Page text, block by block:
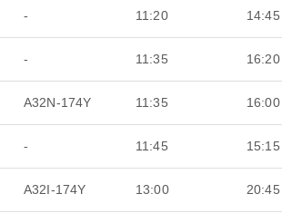
- 11:20 14:45
- 11:35 16:20
A32N-174Y 11:35 16:00
- 11:45 15:15
A32I-174Y 13:00 20:45